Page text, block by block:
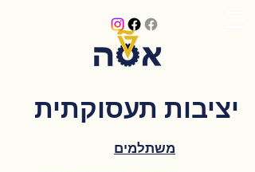
יציבות תעסוקתית
משתלמים